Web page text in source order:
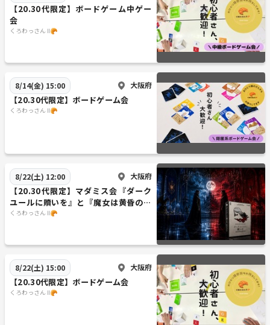
【20.30代限定】ボードゲーム中ゲー
会
くろわっさん Ⅱ🥐
8/14(金) 15:00 大阪府
【20.30代限定】ボードゲーム会
くろわっさん Ⅱ🥐
8/22(土) 12:00 大阪府
【20.30代限定】マダミス会『ダーク
ユールに贖いを』と『魔女は黄昏の鐘
に消える』
くろわっさん Ⅱ🥐
8/22(土) 15:00 大阪府
【20.30代限定】ボードゲーム会
くろわっさん Ⅱ🥐